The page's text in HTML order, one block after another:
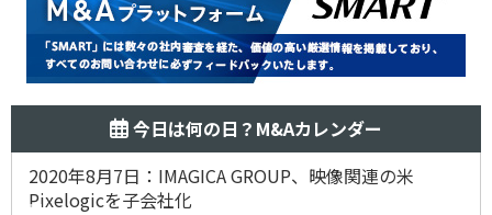
今日は何の日？M&Aカレンダー
2020年8月7日：IMAGICA GROUP、映像関連の米
Pixelogicを子会社化